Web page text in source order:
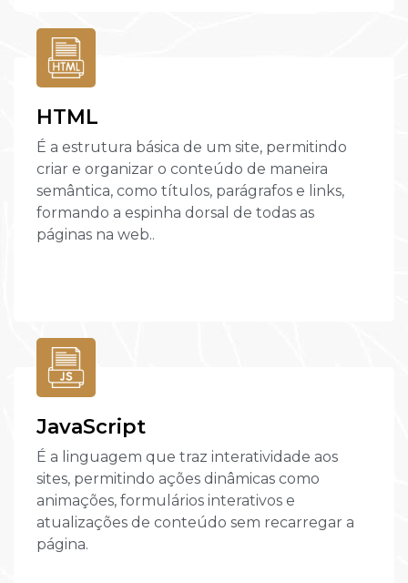
HTML
É a estrutura básica de um site, permitindo
criar e organizar o conteúdo de maneira
semântica, como títulos, parágrafos e links,
formando a espinha dorsal de todas as
páginas na web..
JavaScript
É a linguagem que traz interatividade aos
sites, permitindo ações dinâmicas como
animações, formulários interativos e
atualizações de conteúdo sem recarregar a
página.